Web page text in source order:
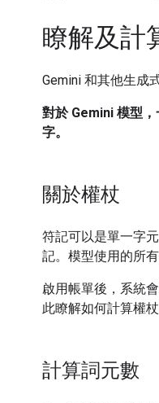
瞭解及計
Gemini 和其他生成
對於 Gemini 模型
字。
關於權杖
符記可以是單一字
記。模型使用的所
啟用帳單後，系統
此瞭解如何計算權
計算詞元數